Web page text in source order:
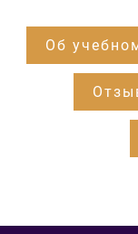
Об